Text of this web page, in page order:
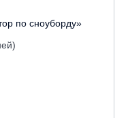
по сноуборду»